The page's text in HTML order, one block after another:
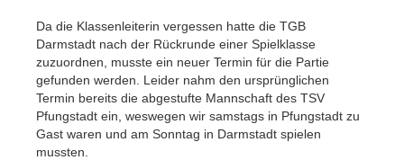
Da die Klassenleiterin vergessen hatte die TGB
Darmstadt nach der Rückrunde einer Spielklasse
zuzuordnen, musste ein neuer Termin für die Partie
gefunden werden. Leider nahm den ursprünglichen
Termin bereits die abgestufte Mannschaft des TSV
Pfungstadt ein, weswegen wir samstags in Pfungstadt zu
Gast waren und am Sonntag in Darmstadt spielen
mussten.